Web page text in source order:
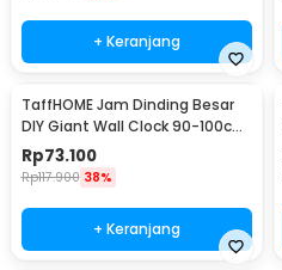
+ Keranjang
TaffHOME Jam Dinding Besar
DIY Giant Wall Clock 90-100cm
- DIY-104
Rp73.100
Rp117.900 38%
+ Keranjang